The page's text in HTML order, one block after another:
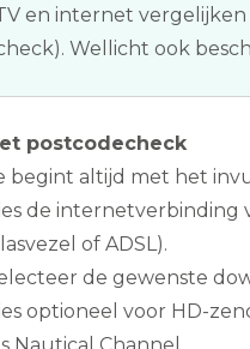
en internet
Wellicht ook
postcodecheck
begint altijd met het
de internetverbinding
of ADSL).
de gewenste
optioneel voor HD-